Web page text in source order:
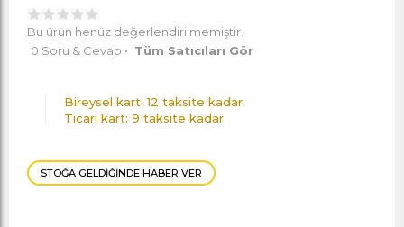
Bu ürün henüz değerlendirilmemiştir.
0 Soru & Cevap • Tüm Satıcıları Gör
Bireysel kart: 12 taksite kadar
Ticari kart: 9 taksite kadar
STOĞA GELDIĞINDE HABER VER